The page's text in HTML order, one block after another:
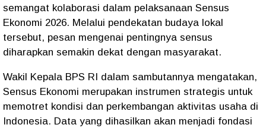
semangat kolaborasi dalam pelaksanaan Sensus
Ekonomi 2026. Melalui pendekatan budaya lokal
tersebut, pesan mengenai pentingnya sensus
diharapkan semakin dekat dengan masyarakat.
Wakil Kepala BPS RI dalam sambutannya mengatakan,
Sensus Ekonomi merupakan instrumen strategis untuk
memotret kondisi dan perkembangan aktivitas usaha di
Indonesia. Data yang dihasilkan akan menjadi fondasi